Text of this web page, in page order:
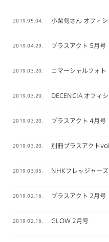
2019.05.04. 小栗旬さん オフィ
2019.04.29. プラスアクト 5月号
2019.03.20. コマーシャルフォ
2019.03.20. DECENCIA オフィ
2019.03.20. プラスアクト 4月号
2019.03.20. 別冊プラスアクト
2019.03.05. NHKフレッジャー
2019.02.16. プラスアクト 2月号
2019.02.16. GLOW 2月号